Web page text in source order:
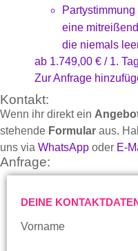
eine
die niemals
ab 1.749,00 € / 1. Tag
Zur Anfrage
Kontakt:
Wenn ihr direkt ein
stehende Formular aus.
uns via WhatsApp oder E-
Anfrage:
DEINE
Vorname